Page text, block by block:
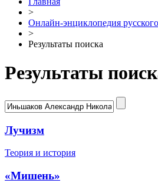
>
Онлайн-энциклопедия
>
Результаты поиска
Результаты
Лучизм
Теория и история
«Мишень»